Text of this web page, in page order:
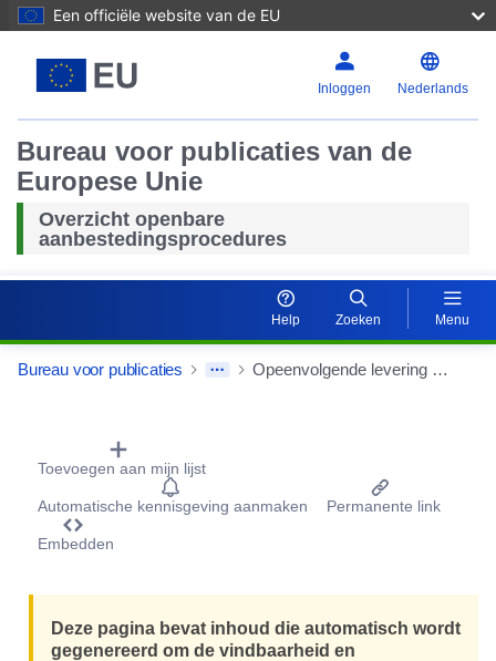
Een officiële website van de EU
Inloggen Nederlands
Bureau voor publicaties van de
Europese Unie
Overzicht openbare
aanbestedingsprocedures
Help Zoeken Menu
Bureau voor publicaties Opeenvolgende levering van angiografische diagnostische apparatuur en endovasculaire interventies
Toevoegen aan mijn lijst
Automatische kennisgeving aanmaken Permanente link
Embedden
Deze pagina bevat inhoud die automatisch wordt
gegenereerd om de vindbaarheid en